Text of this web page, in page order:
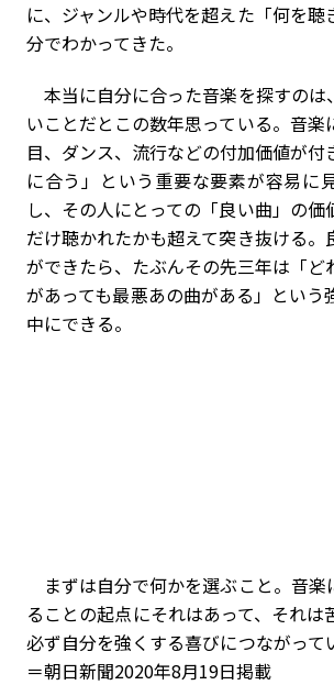
に、ジャンルや時代を超えた「何を聴
分でわかってきた。
本当に自分に合った音楽を探すのは
いことだとこの数年思っている。音楽
目、ダンス、流行などの付加価値が付
に合う」という重要な要素が容易に
し、その人にとっての「良い曲」の価
だけ聴かれたかも超えて突き抜ける。
ができたら、たぶんその先三年は「ど
があっても最悪あの曲がある」という
中にできる。
まずは自分で何かを選ぶこと。音楽
ることの起点にそれはあって、それは
必ず自分を強くする喜びにつながって
＝朝日新聞2020年8月19日掲載